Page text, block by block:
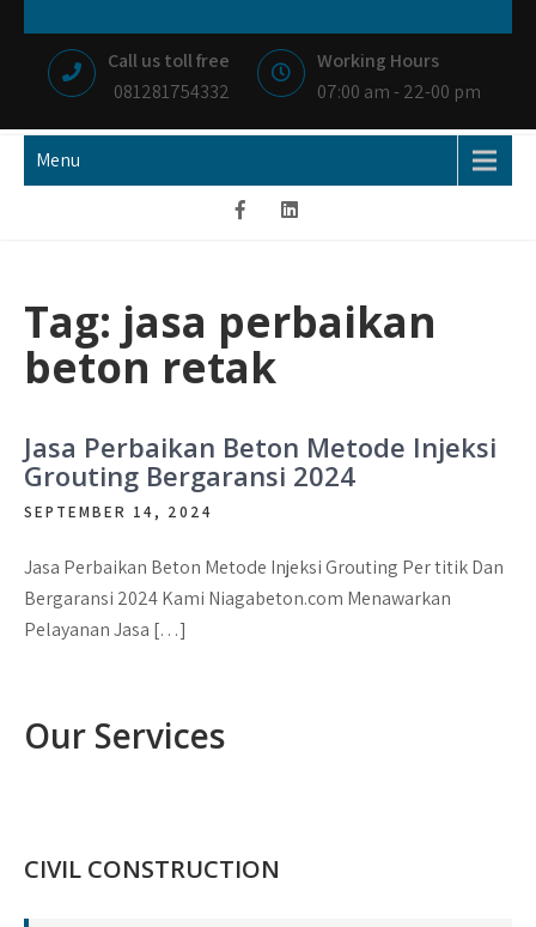
content
NIAGA BETON
MEMBANGUN NEGRI DENGAN IKHLAS HATI
Call us toll free
081281754332
Working Hours
07:00 am - 22-00 pm
Menu
Tag: jasa perbaikan
beton retak
Jasa Perbaikan Beton Metode Injeksi
Grouting Bergaransi 2024
SEPTEMBER 14, 2024
Jasa Perbaikan Beton Metode Injeksi Grouting Per titik Dan
Bergaransi 2024 Kami Niagabeton.com Menawarkan
Pelayanan Jasa […]
Our Services
CIVIL CONSTRUCTION